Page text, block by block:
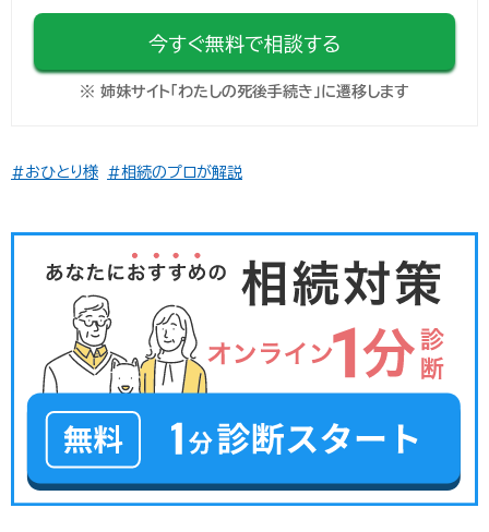
今すぐ無料で相談する
※ 姉妹サイト「わたしの死後手続き」に遷移します
#おひとり様 #相続のプロが解説